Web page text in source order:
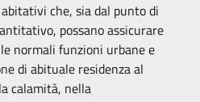
che, sia dal punto di
possano assicurare
normali funzioni urbane e
di abituale residenza al
calamità, nella